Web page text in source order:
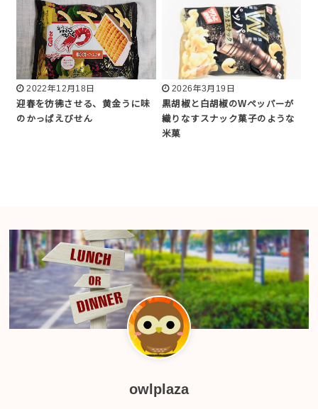
2022年12月18日
迎春を彷彿させる、黄金うに味
のかっぱえびせん
2026年3月19日
黒胡椒と白胡椒のWペッパーが
織りなすスナック菓子のような
米菓
owlplaza